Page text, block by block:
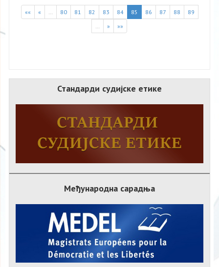
«« « 80 81 82 83 84 85 86 87 88
89
» »»
Стандарди судијске етике
Међународна сарадња